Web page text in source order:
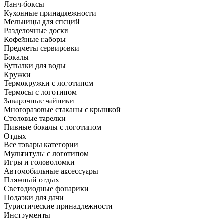
Ланч-боксы
Кухонные принадлежности
Мельницы для специй
Разделочные доски
Кофейные наборы
Предметы сервировки
Бокалы
Бутылки для воды
Кружки
Термокружки с логотипом
Термосы с логотипом
Заварочные чайники
Многоразовые стаканы с крышкой
Столовые тарелки
Пивные бокалы с логотипом
Отдых
Все товары категории
Мультитулы с логотипом
Игры и головоломки
Автомобильные аксессуары
Пляжный отдых
Светодиодные фонарики
Подарки для дачи
Туристические принадлежности
Инструменты